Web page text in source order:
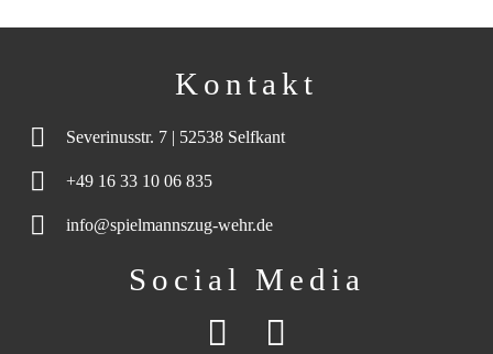
Kontakt
Severinusstr. 7 | 52538 Selfkant
+49 16 33 10 06 835
info@spielmannszug-wehr.de
Social Media